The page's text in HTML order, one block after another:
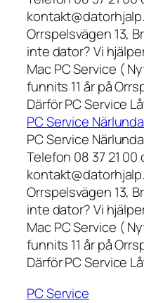
Orrspelsvägen 13,
inte dator? Vi
Mac PC Service (
funnits 11 år på
Därför PC Service
PC Service
PC Service
Telefon 08 37 21
Orrspelsvägen 13,
inte dator? Vi
Mac PC Service (
funnits 11 år på
Därför PC Service
PC Service